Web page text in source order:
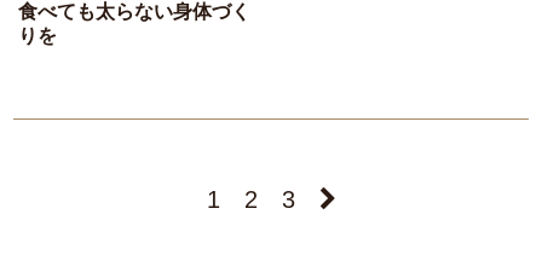
食べても太らない身体づく
りを
1 2 3 